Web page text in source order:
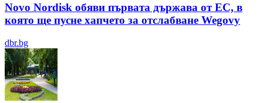
Novo Nordisk обяви първата държава от ЕС, в
която ще пусне хапчето за отслабване Wegovy
dbr.bg